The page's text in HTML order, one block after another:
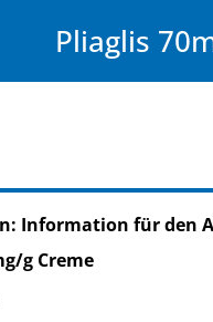
Pliaglis
Information für den
g Creme